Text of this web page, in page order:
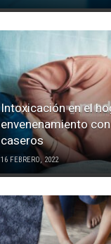
Intoxicación en el
envenenamiento
caseros
16 FEBRERO, 2022